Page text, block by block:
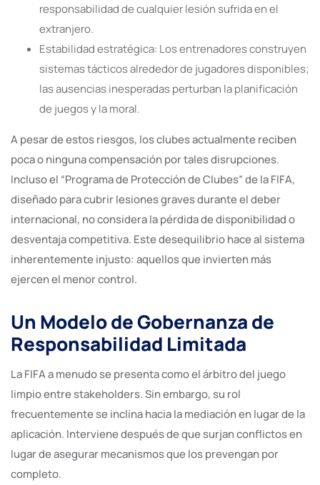
responsabilidad de cualquier lesión sufrida en el
extranjero.
Estabilidad estratégica: Los entrenadores construyen
sistemas tácticos alrededor de jugadores disponibles;
las ausencias inesperadas perturban la planificación
de juegos y la moral.
A pesar de estos riesgos, los clubes actualmente reciben
poca o ninguna compensación por tales disrupciones.
Incluso el “Programa de Protección de Clubes” de la FIFA,
diseñado para cubrir lesiones graves durante el deber
internacional, no considera la pérdida de disponibilidad o
desventaja competitiva. Este desequilibrio hace al sistema
inherentemente injusto: aquellos que invierten más
ejercen el menor control.
Un Modelo de Gobernanza de
Responsabilidad Limitada
La FIFA a menudo se presenta como el árbitro del juego
limpio entre stakeholders. Sin embargo, su rol
frecuentemente se inclina hacia la mediación en lugar de la
aplicación. Interviene después de que surjan conflictos en
lugar de asegurar mecanismos que los prevengan por
completo.